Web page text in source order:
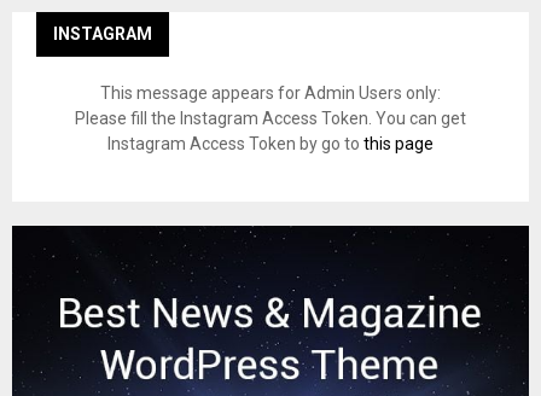
INSTAGRAM
This message appears for Admin Users only:
Please fill the Instagram Access Token. You can get
Instagram Access Token by go to this page